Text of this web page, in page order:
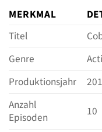
MERKMAL
Titel
Genre
Produktionsjahr
Anzahl
Episoden
10